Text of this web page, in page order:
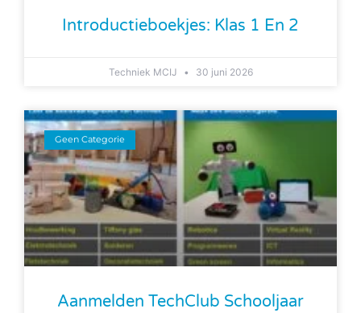
Introductieboekjes: Klas 1 En 2
Techniek MCIJ 30 juni 2026
Geen Categorie
Aanmelden TechClub Schooljaar